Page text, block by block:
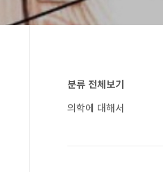
분류 전체보기
의학에 대해서